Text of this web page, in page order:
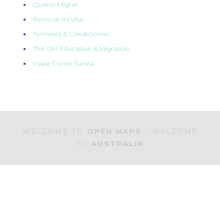
Quiero Migrar
Renovar mi Visa
Terminos & Condiciones
The OM Education & Migration
Viajar Como Turista
WELCOME TO OPEN MAPS
... WELCOME
TO AUSTRALIA